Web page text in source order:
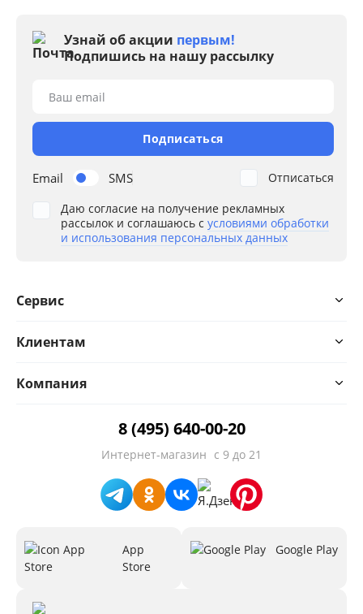
Узнай об акции первым!
Подпишись на нашу рассылку
Email SMS
Ваш email
Подписаться
Даю согласие на получение рекламных
рассылок и соглашаюсь с условиями обработки
и использования персональных данных
Отписаться
Сервис
Клиентам
Компания
8 (495) 640-00-20
Интернет-магазин с 9 до 21
App
Store
Google Play